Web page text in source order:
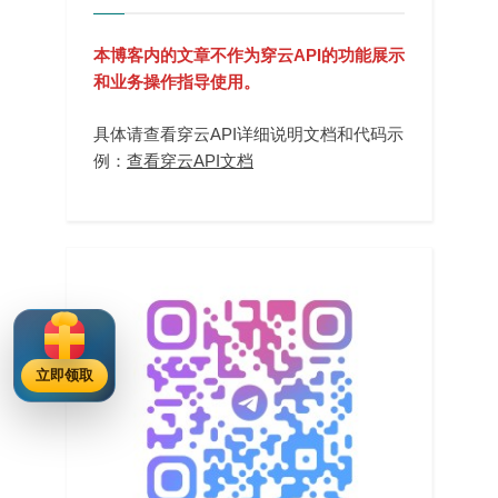
本博客内的文章不作为穿云API的功能展示
和业务操作指导使用。
具体请查看穿云API详细说明文档和代码示
例： 查看穿云API文档
立即领取